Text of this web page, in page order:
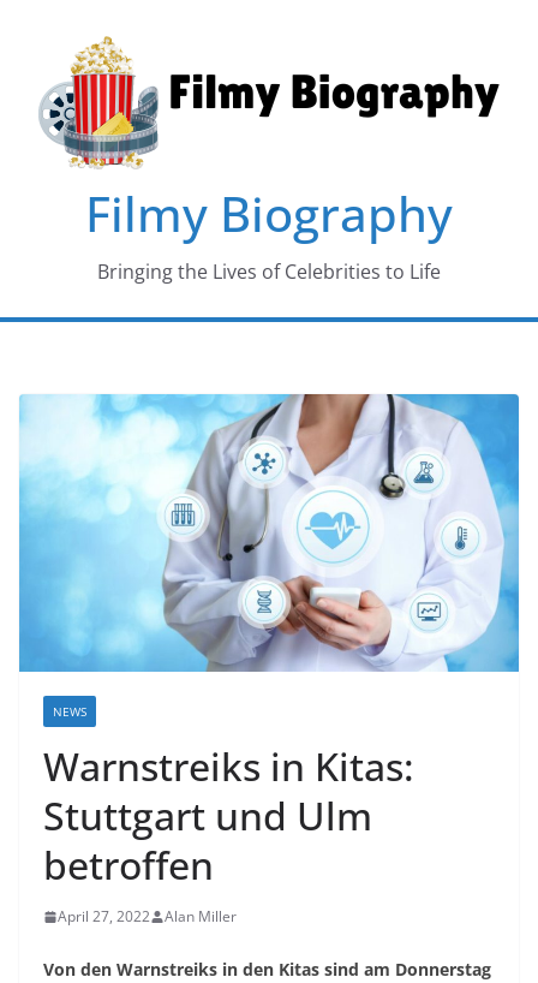
content
Filmy Biography
Bringing the Lives of Celebrities to Life
NEWS
Warnstreiks in Kitas:
Stuttgart und Ulm
betroffen
April 27, 2022 Alan Miller
Von den Warnstreiks in den Kitas sind am Donnerstag